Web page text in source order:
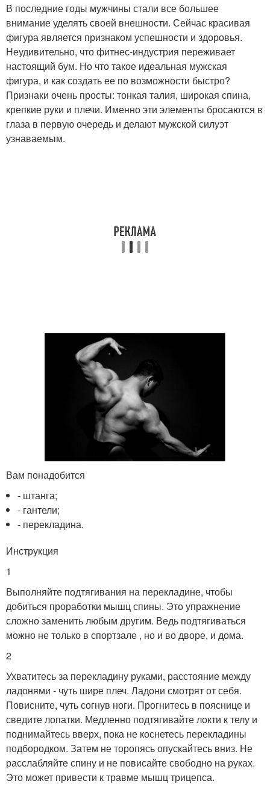
В последние годы мужчины стали все большее
внимание уделять своей внешности. Сейчас красивая
фигура является признаком успешности и здоровья.
Неудивительно, что фитнес-индустрия переживает
настоящий бум. Но что такое идеальная мужская
фигура, и как создать ее по возможности быстро?
Признаки очень просты: тонкая талия, широкая спина,
крепкие руки и плечи. Именно эти элементы бросаются в
глаза в первую очередь и делают мужской силуэт
узнаваемым.
Вам понадобится
- штанга;
- гантели;
- перекладина.
Инструкция
1
Выполняйте подтягивания на перекладине, чтобы
добиться проработки мышц спины. Это упражнение
сложно заменить любым другим. Ведь подтягиваться
можно не только в спортзале , но и во дворе, и дома.
2
Ухватитесь за перекладину руками, расстояние между
ладонями - чуть шире плеч. Ладони смотрят от себя.
Повисните, чуть согнув ноги. Прогнитесь в пояснице и
сведите лопатки. Медленно подтягивайте локти к телу и
поднимайтесь вверх, пока не коснетесь перекладины
подбородком. Затем не торопясь опускайтесь вниз. Не
расслабляйте спину и не повисайте свободно на руках.
Это может привести к травме мышц трицепса.